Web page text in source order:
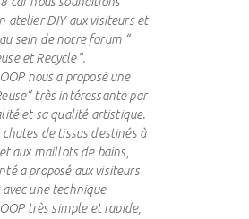
atelier DIY aux visiteurs et
sein de notre forum “
et Recycle”.
nous a proposé une
très intéressante par
et sa qualité artistique.
de tissus destinés à
aux maillots de bains,
a proposé aux visiteurs
une technique
très simple et rapide,